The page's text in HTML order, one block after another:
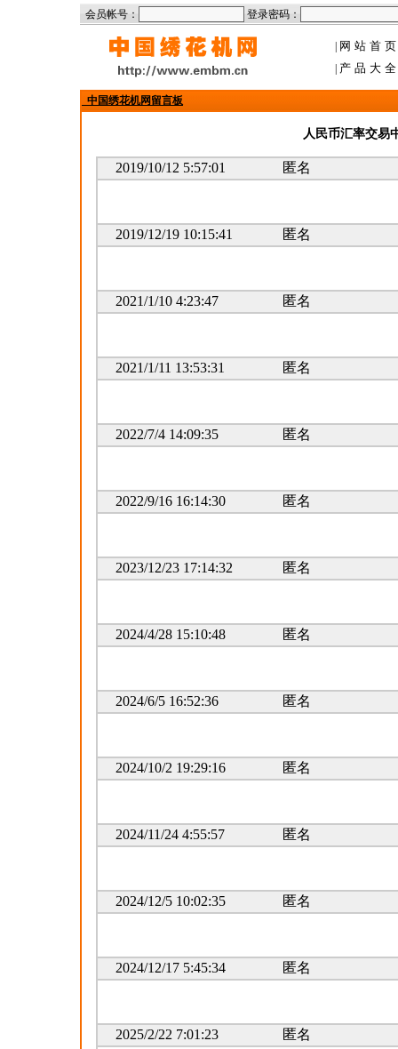
会员帐号： 登录密码：
网站首
产品大
中国绣花机网留言板
人民币汇率交易
2019/10/12 5:57:01 匿名
2019/12/19 10:15:41 匿名
2021/1/10 4:23:47 匿名
2021/1/11 13:53:31 匿名
2022/7/4 14:09:35 匿名
2022/9/16 16:14:30 匿名
2023/12/23 17:14:32 匿名
2024/4/28 15:10:48 匿名
2024/6/5 16:52:36 匿名
2024/10/2 19:29:16 匿名
2024/11/24 4:55:57 匿名
2024/12/5 10:02:35 匿名
2024/12/17 5:45:34 匿名
2025/2/22 7:01:23 匿名